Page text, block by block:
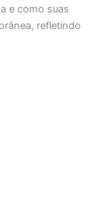
e como suas
refletindo